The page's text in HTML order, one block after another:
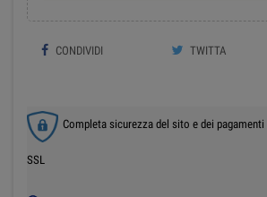
CONDIVIDI TWITTA
Completa sicurezza del sito e dei pagamenti
SSL